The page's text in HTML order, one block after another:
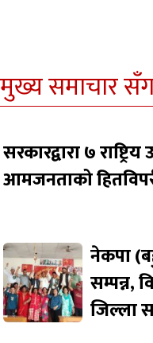
मुख्य समाचार
सरकारद्वारा ७
आमजनताको
नेकपा
सम्पन्न,
जिल्ला